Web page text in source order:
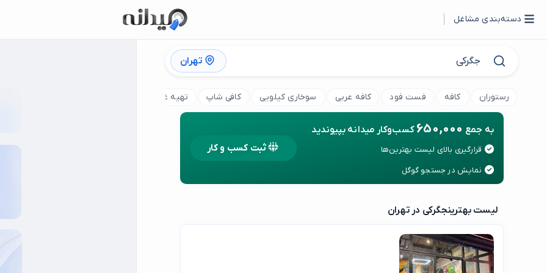
دسته‌بندی مشاغل
تهران
رستوران کافه فست فود کافه عربی سوخاری کیلویی کافی شاپ تهیه غذای سازمانی
به جمع 650,000 کسب‌وکار میدانه بپیوندید
قرارگیری بالای لیست بهترین‌ها
نمایش در جستجو گوگل
ثبت کسب و کار
لیست بهترینجگرکی در تهران